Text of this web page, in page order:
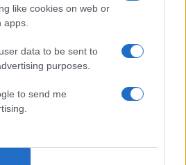
like cookies on web or
data to be sent to
purposes.
to send me
εδώ
2000 /2000